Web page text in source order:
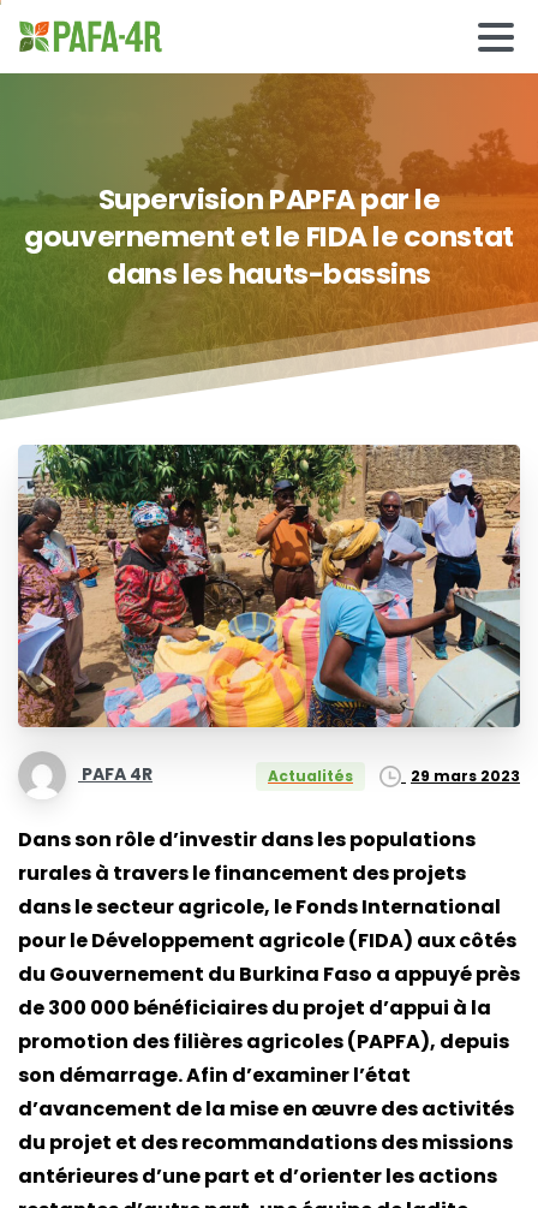
SupervisionPAPFAparle
gouvernementetle FIDAleconstat
dansleshauts-bassins
PAFA 4R Actualités 29 mars 2023
Dans son rôle d’investir dans les populations
rurales à travers le financement des projets
dans le secteur agricole, le Fonds International
pour le Développement agricole (FIDA) aux côtés
du Gouvernement du Burkina Faso a appuyé près
de 300 000 bénéficiaires du projet d’appui à la
promotion des filières agricoles (PAPFA), depuis
son démarrage. Afin d’examiner l’état
d’avancement de la mise en œuvre des activités
du projet et des recommandations des missions
antérieures d’une part et d’orienter les actions